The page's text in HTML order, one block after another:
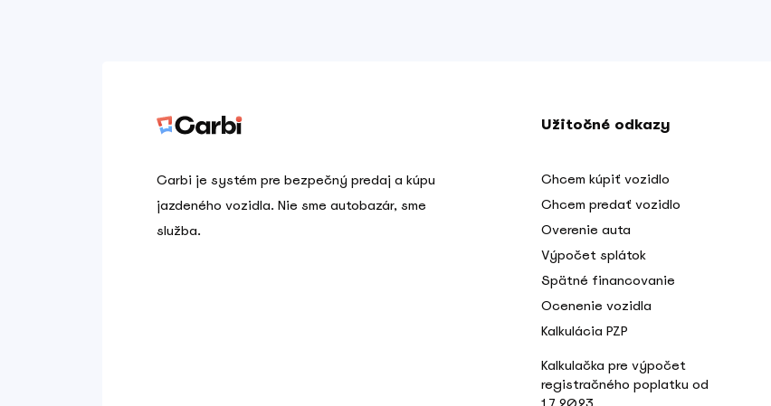
Carbi je systém pre bezpečný predaj a kúpu
jazdeného vozidla. Nie sme autobazár, sme
služba.
Užitočné odkazy
Chcem kúpiť vozidlo
Chcem predať vozidlo
Overenie auta
Výpočet splátok
Spätné financovanie
Ocenenie vozidla
Kalkulácia PZP
Kalkulačka pre výpočet
registračného poplatku od